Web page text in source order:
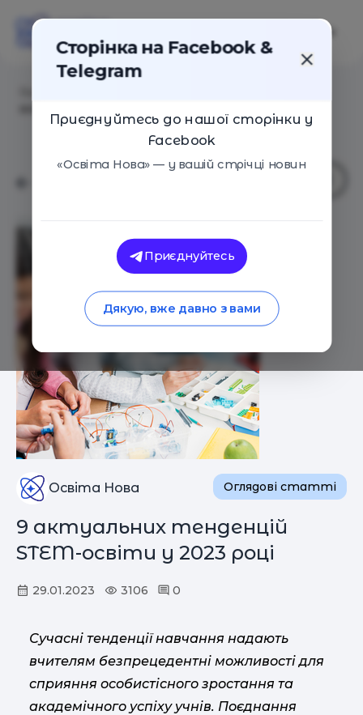
Освіта Нова Оглядові статті
9 актуальних тенденцій
STEM-освіти у 2023 році
29.01.2023 3106 0
Сучасні тенденції навчання надають
вчителям безпрецедентні можливості для
сприяння особистісного зростання та
академічного успіху учнів. Поєднання
Сторінка на Facebook &
Telegram
Приєднуйтесь до нашої сторінки у
Facebook
«Освіта Нова» — у вашій стрічці новин
Приєднуйтесь
Дякую, вже давно з вами